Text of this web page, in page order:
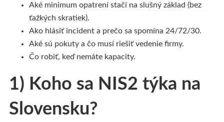
Aké minimum opatrení stačí na slušný základ (bez
ťažkých skratiek).
Ako hlásiť incident a prečo sa spomína 24/72/30.
Aké sú pokuty a čo musí riešiť vedenie firmy.
Čo robiť, keď nemáte kapacity.
1) Koho sa NIS2 týka na
Slovensku?